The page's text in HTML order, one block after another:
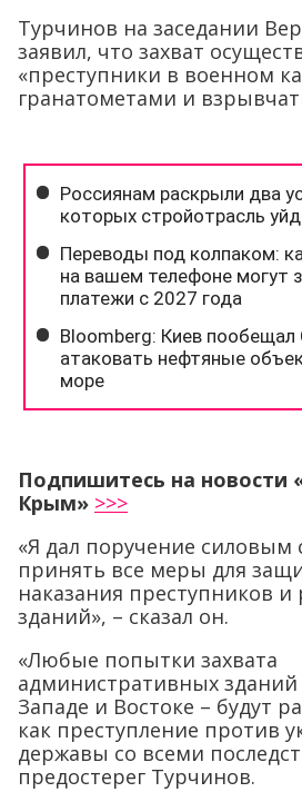
Турчинов на заседании
заявил, что захват
«преступники в военном
гранатометами и
Подпишитесь на новости
Крым» >>>
«Я дал поручение силовым
принять все меры для
наказания преступников
зданий», – сказал он.
«Любые попытки захвата
административных зданий
Западе и Востоке – будут
как преступление против
державы со всеми
предостерег Турчинов.